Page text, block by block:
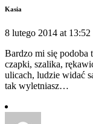
Kasia
8 lutego 2014 at 13:52
Bardzo mi się podoba
czapki, szalika,
ulicach, ludzie widać
tak wyletniasz…